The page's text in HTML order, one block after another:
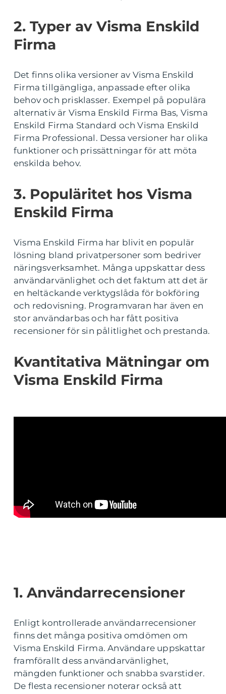
2. Typer av Visma Enskild
Firma
Det finns olika versioner av Visma Enskild
Firma tillgängliga, anpassade efter olika
behov och prisklasser. Exempel på populära
alternativ är Visma Enskild Firma Bas, Visma
Enskild Firma Standard och Visma Enskild
Firma Professional. Dessa versioner har olika
funktioner och prissättningar för att möta
enskilda behov.
3. Populäritet hos Visma
Enskild Firma
Visma Enskild Firma har blivit en populär
lösning bland privatpersoner som bedriver
näringsverksamhet. Många uppskattar dess
användarvänlighet och det faktum att det är
en heltäckande verktygslåda för bokföring
och redovisning. Programvaran har även en
stor användarbas och har fått positiva
recensioner för sin pålitlighet och prestanda.
Kvantitativa Mätningar om
Visma Enskild Firma
1. Användarrecensioner
Enligt kontrollerade användarrecensioner
finns det många positiva omdömen om
Visma Enskild Firma. Användare uppskattar
framförallt dess användarvänlighet,
mängden funktioner och snabba svarstider.
De flesta recensioner noterar också att